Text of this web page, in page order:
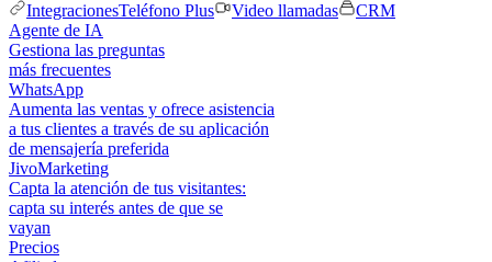
IntegracionesTeléfono Plus Video llamadas
CRM
Agente de IA
Gestiona las preguntas
más frecuentes
WhatsApp
Aumenta las ventas y ofrece asistencia
a tus clientes a través de su aplicación
de mensajería preferida
JivoMarketing
Capta la atención de tus visitantes:
capta su interés antes de que se
vayan
Precios